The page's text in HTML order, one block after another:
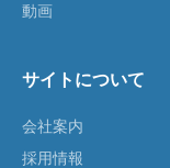
動画
サイトについて
会社案内
採用情報